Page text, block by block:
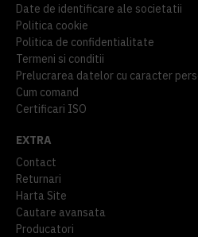
Date de identificare ale societatii
Politica cookie
Politica de confidentialitate
Termeni si conditii
Prelucrarea datelor cu caracter
Cum comand
Certificari ISO
EXTRA
Contact
Returnari
Harta Site
Cautare avansata
Producatori